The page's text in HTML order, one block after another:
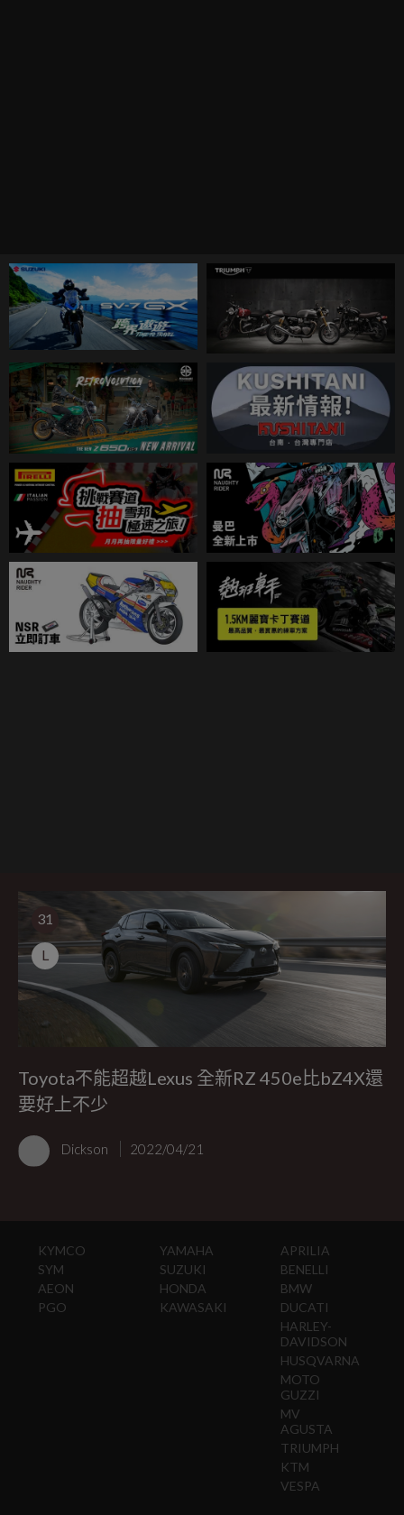
31
L
Toyota不能超越Lexus 全新RZ 450e比bZ4X還
要好上不少
Dickson 2022/04/21
KYMCO
SYM
AEON
PGO
YAMAHA
SUZUKI
HONDA
KAWASAKI
APRILIA
BENELLI
BMW
DUCATI
HARLEY-
DAVIDSON
HUSQVARNA
MOTO
GUZZI
MV
AGUSTA
TRIUMPH
KTM
VESPA